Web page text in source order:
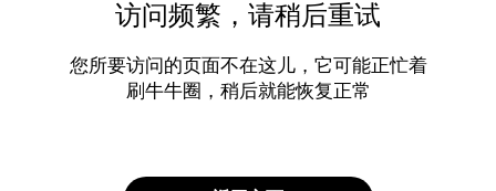
访问频繁，请稍后重试
您所要访问的页面不在这儿，它可能正忙着
刷牛牛圈，稍后就能恢复正常